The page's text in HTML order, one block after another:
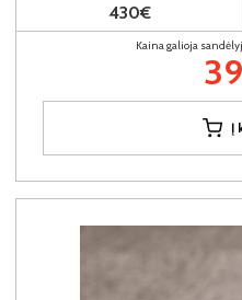
430€
Kaina galioja
Į